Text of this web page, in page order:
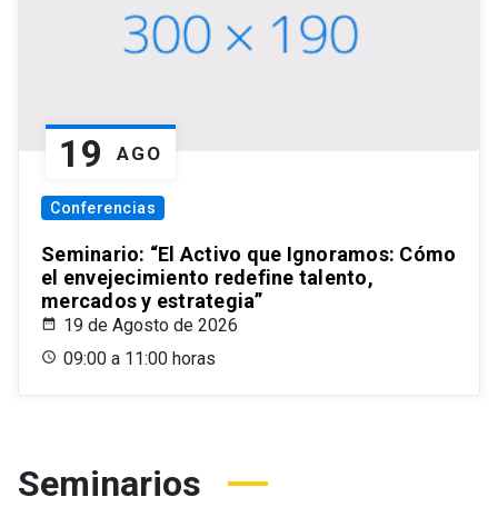
19 AGO
Conferencias
Seminario: “El Activo que Ignoramos: Cómo
el envejecimiento redefine talento,
mercados y estrategia”
19 de Agosto de 2026
09:00 a 11:00 horas
Seminarios